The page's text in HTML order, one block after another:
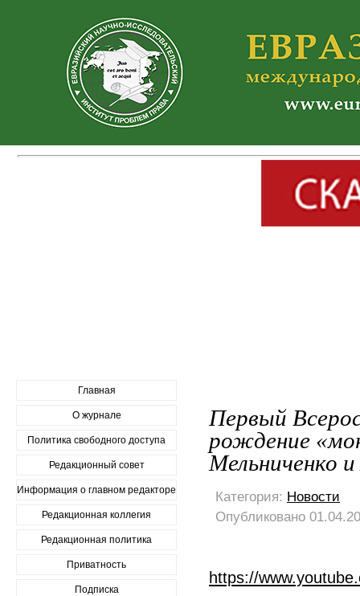
Главная
О журнале
Политика свободного доступа
Редакционный совет
Информация о главном редакторе
Редакционная коллегия
Редакционная политика
Приватность
Подписка
Первый
рождение
Мельниченко
Категория: Новости
Опубликовано
https://